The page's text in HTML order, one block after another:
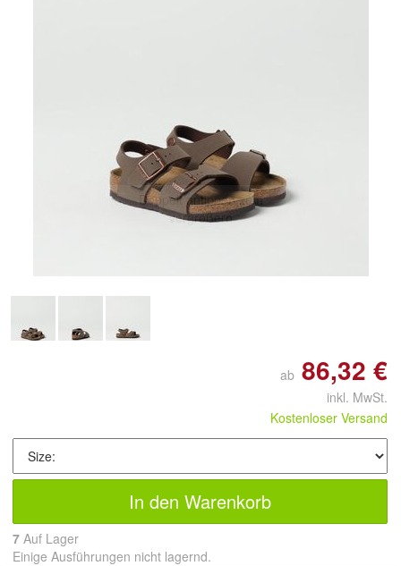
Doppelt antippen zum
vergrößern
ab 86,32 €
inkl. MwSt.
Kostenloser Versand
In den Warenkorb
7 Auf Lager
Einige Ausführungen nicht lagernd.